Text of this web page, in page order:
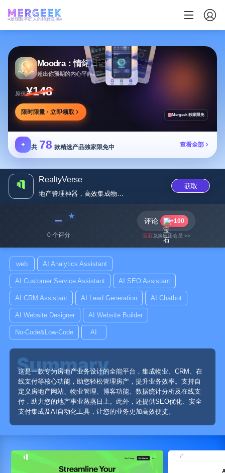
发现数字匠人的绝妙灵感
Moodra：情绪日记
超出你预期的内心平静助手
原价¥148
限时限量 · 立即领取 Mergeek 独家限免
✦ 共 78 款精选产品独家限免中 查看全部
RealtyVerse
地产管理神器，高效集成物业与C...
获取
﹣
0 个评分
评论 +100
宝石兑换应用会员 >>
web AI Analytics Assistant
AI Customer Service Assistant AI SEO Assistant
AI CRM Assistant AI Lead Generation AI Chatbot
AI Website Designer AI Website Builder
No-Code&Low-Code AI
这是一款专为房地产业务设计的全能平台，集成物业、CRM、在
线支付等核心功能，助您轻松管理房产，提升业务效率。支持自
定义房地产网站、物业管理、博客功能、数据统计分析及在线支
付，助力您的地产事业蒸蒸日上。此外，还提供SEO优化、安全
支付集成及AI自动化工具，让您的业务更加高效便捷。